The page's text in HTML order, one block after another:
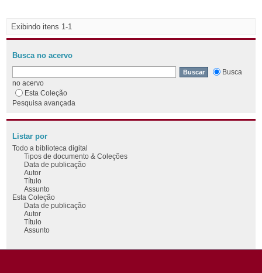
Exibindo itens 1-1
Busca no acervo
Busca
no acervo
Esta Coleção
Pesquisa avançada
Listar por
Todo a biblioteca digital
Tipos de documento & Coleções
Data de publicação
Autor
Título
Assunto
Esta Coleção
Data de publicação
Autor
Título
Assunto